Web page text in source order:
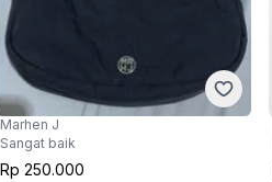
Marhen J
Sangat baik
Rp 250.000